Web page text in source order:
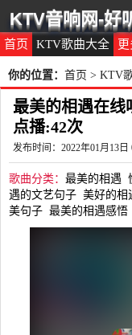
首页 KTV歌曲大全
KTV音响网-好
你的位置： 首页 > KTV
最美的相遇在线
点播:42次
发布时间：2022年01月13日
歌曲分类： 最美的相遇
遇的文艺句子 美好的相
美句子 最美的相遇感悟